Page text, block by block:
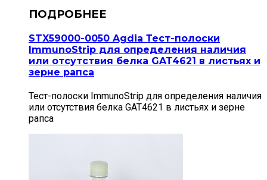
STX59000-0050 Agdia Тест-полоски
ImmunoStrip для определения наличия
или отсутствия белка GAT4621 в листьях и
зерне рапса
Тест-полоски ImmunoStrip для определения наличия
или отсутствия белка GAT4621 в листьях и зерне
рапса